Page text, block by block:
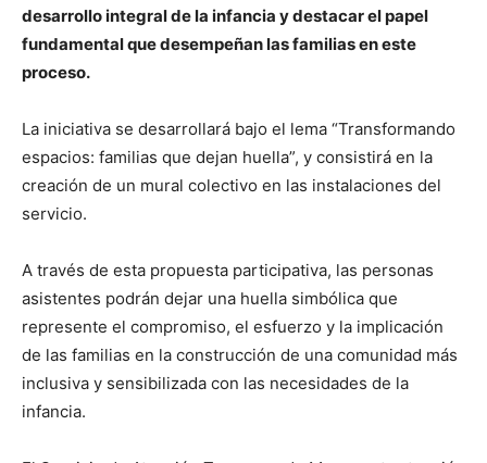
desarrollo integral de la infancia y destacar el papel
fundamental que desempeñan las familias en este
proceso.
La iniciativa se desarrollará bajo el lema “Transformando
espacios: familias que dejan huella”, y consistirá en la
creación de un mural colectivo en las instalaciones del
servicio.
A través de esta propuesta participativa, las personas
asistentes podrán dejar una huella simbólica que
represente el compromiso, el esfuerzo y la implicación
de las familias en la construcción de una comunidad más
inclusiva y sensibilizada con las necesidades de la
infancia.